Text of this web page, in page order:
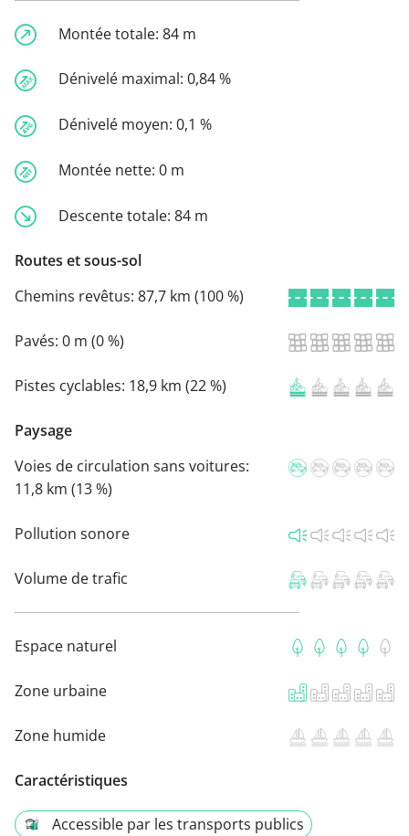
Montée totale: 84 m
Dénivelé maximal: 0,84 %
Dénivelé moyen: 0,1 %
Montée nette: 0 m
Descente totale: 84 m
Routes et sous-sol
Chemins revêtus: 87,7 km (100 %)
Pavés: 0 m (0 %)
Pistes cyclables: 18,9 km (22 %)
Paysage
Voies de circulation sans voitures:
11,8 km (13 %)
Pollution sonore
Volume de trafic
Espace naturel
Zone urbaine
Zone humide
Caractéristiques
Accessible par les transports publics